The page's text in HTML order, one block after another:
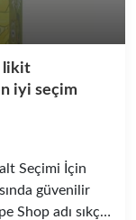
likit
iyi seçim
Seçimi İçin
güvenilir
Shop adı sıkça